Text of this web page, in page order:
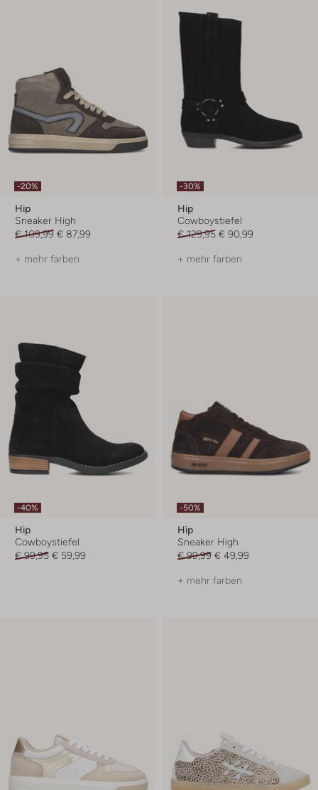
-20%
Hip
Sneaker High
€ 109,99 € 87,99
+ mehr farben
-30%
Hip
Cowboystiefel
€ 129,95 € 90,99
+ mehr farben
-40%
Hip
Cowboystiefel
€ 99,95 € 59,99
-50%
Hip
Sneaker High
€ 99,99 € 49,99
+ mehr farben